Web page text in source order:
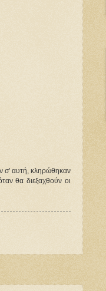
σ' αυτή, κληρώθηκαν
θα διεξαχθούν οι